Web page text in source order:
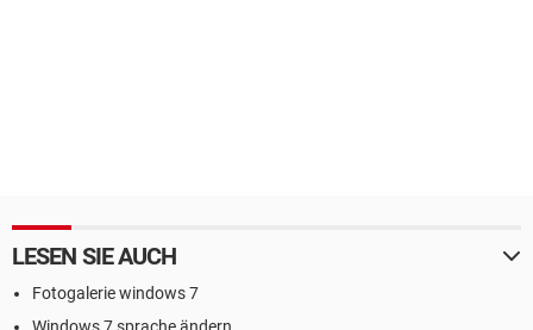
LESEN SIE AUCH
Fotogalerie windows 7